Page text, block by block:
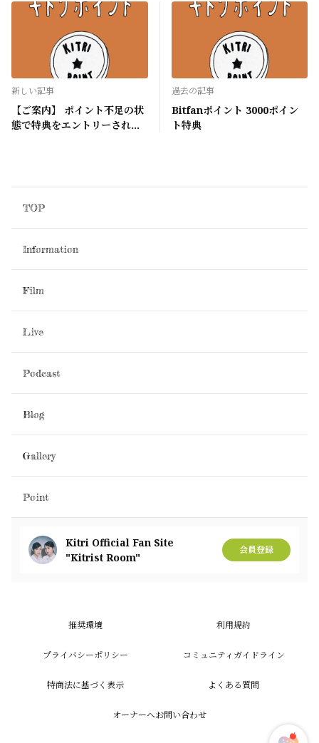
新しい記事
【ご案内】 ポイント不足の状
態で特典をエントリーされた
過去の記事
Bitfanポイント 3000ポイン
ト特典
TOP
Information
Film
Live
Podcast
Blog
Gallery
Point
Kitri Official Fan Site
"Kitrist Room"
会員登録
推奨環境 利用規約
プライバシーポリシー コミュニティガイドライン
特商法に基づく表示 よくある質問
オーナーへお問い合わせ